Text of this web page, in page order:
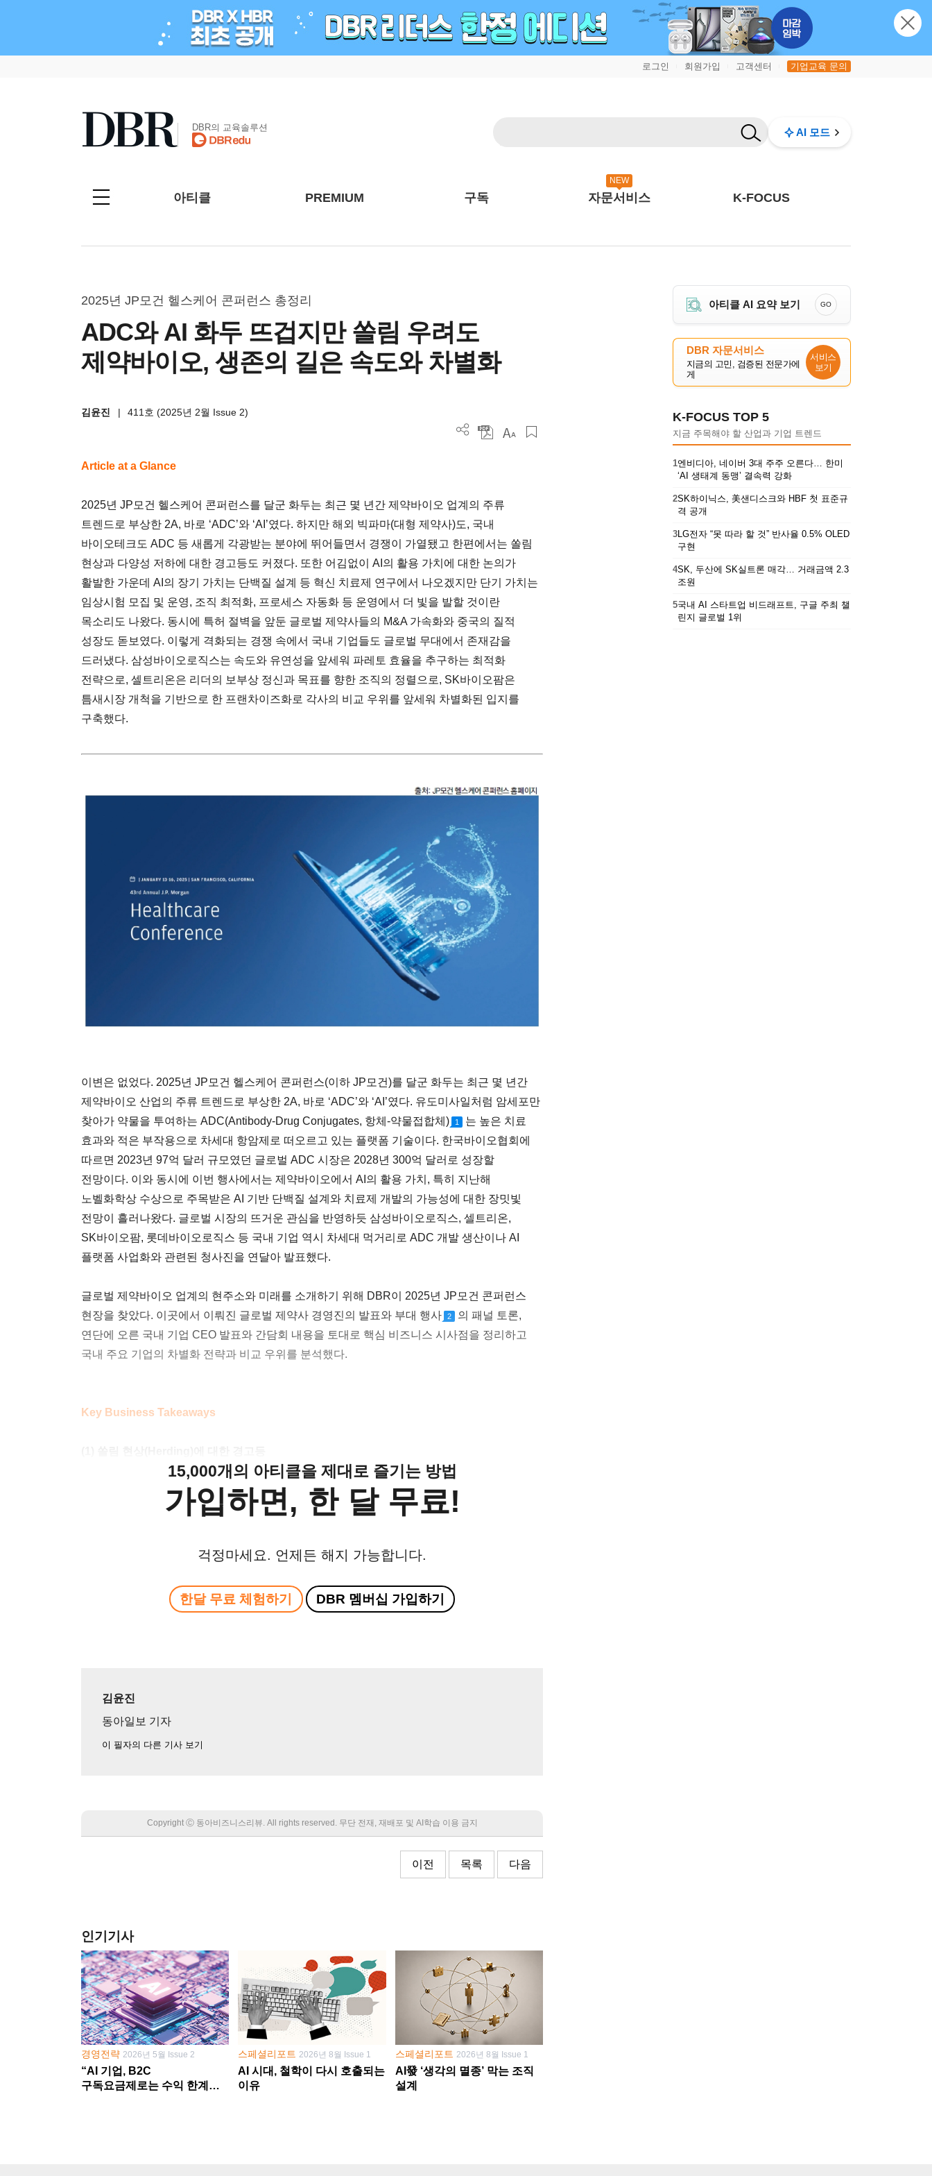
로그인 회원가입 고객센터 기업교육 문의
DBR의 교육솔루션 AI 모드
아티클 PREMIUM 구독
NEW
자문서비스 K-FOCUS
2025년 JP모건 헬스케어 콘퍼런스 총정리
ADC와 AI 화두 뜨겁지만 쏠림 우려도
제약바이오, 생존의 길은 속도와 차별화
김윤진 | 411호 (2025년 2월 Issue 2)
Article at a Glance
2025년 JP모건 헬스케어 콘퍼런스를 달군 화두는 최근 몇 년간 제약바이오 업계의 주류
트렌드로 부상한 2A, 바로 ‘ADC’와 ‘AI’였다. 하지만 해외 빅파마(대형 제약사)도, 국내
바이오테크도 ADC 등 새롭게 각광받는 분야에 뛰어들면서 경쟁이 가열됐고 한편에서는 쏠림
현상과 다양성 저하에 대한 경고등도 커졌다. 또한 어김없이 AI의 활용 가치에 대한 논의가
활발한 가운데 AI의 장기 가치는 단백질 설계 등 혁신 치료제 연구에서 나오겠지만 단기 가치는
임상시험 모집 및 운영, 조직 최적화, 프로세스 자동화 등 운영에서 더 빛을 발할 것이란
목소리도 나왔다. 동시에 특허 절벽을 앞둔 글로벌 제약사들의 M&A 가속화와 중국의 질적
성장도 돋보였다. 이렇게 격화되는 경쟁 속에서 국내 기업들도 글로벌 무대에서 존재감을
드러냈다. 삼성바이오로직스는 속도와 유연성을 앞세워 파레토 효율을 추구하는 최적화
전략으로, 셀트리온은 리더의 보부상 정신과 목표를 향한 조직의 정렬으로, SK바이오팜은
틈새시장 개척을 기반으로 한 프랜차이즈화로 각사의 비교 우위를 앞세워 차별화된 입지를
구축했다.
이변은 없었다. 2025년 JP모건 헬스케어 콘퍼런스(이하 JP모건)를 달군 화두는 최근 몇 년간
제약바이오 산업의 주류 트렌드로 부상한 2A, 바로 ‘ADC’와 ‘AI’였다. 유도미사일처럼 암세포만
찾아가 약물을 투여하는 ADC(Antibody-Drug Conjugates, 항체-약물접합체)
1
는 높은 치료
효과와 적은 부작용으로 차세대 항암제로 떠오르고 있는 플랫폼 기술이다. 한국바이오협회에
따르면 2023년 97억 달러 규모였던 글로벌 ADC 시장은 2028년 300억 달러로 성장할
전망이다. 이와 동시에 이번 행사에서는 제약바이오에서 AI의 활용 가치, 특히 지난해
노벨화학상 수상으로 주목받은 AI 기반 단백질 설계와 치료제 개발의 가능성에 대한 장밋빛
전망이 흘러나왔다. 글로벌 시장의 뜨거운 관심을 반영하듯 삼성바이오로직스, 셀트리온,
SK바이오팜, 롯데바이오로직스 등 국내 기업 역시 차세대 먹거리로 ADC 개발 생산이나 AI
플랫폼 사업화와 관련된 청사진을 연달아 발표했다.
글로벌 제약바이오 업계의 현주소와 미래를 소개하기 위해 DBR이 2025년 JP모건 콘퍼런스
현장을 찾았다. 이곳에서 이뤄진 글로벌 제약사 경영진의 발표와 부대 행사
2
의 패널 토론,
연단에 오른 국내 기업 CEO 발표와 간담회 내용을 토대로 핵심 비즈니스 시사점을 정리하고
국내 주요 기업의 차별화 전략과 비교 우위를 분석했다.
Key Business Takeaways
15,000개의 아티클을 제대로 즐기는 방법
가입하면, 한 달 무료!
걱정마세요. 언제든 해지 가능합니다.
한달 무료 체험하기 DBR 멤버십 가입하기
김윤진
동아일보 기자
이 필자의 다른 기사 보기
Copyright Ⓒ 동아비즈니스리뷰. All rights reserved. 무단 전재, 재배포 및 AI학습 이용 금지
이전 목록 다음
인기기사
경영전략 2026년 5월 Issue 2
“AI 기업, B2C
구독요금제로는 수익 한계
스페셜리포트2026년 8월 Issue 1
AI 시대, 철학이 다시 호출되는
이유
스페셜리포트 2026년 8월 Issue 1
AI發 ‘생각의 멸종’ 막는 조직
설계
아티클 AI 요약 보기 GO
DBR 자문서비스
지금의 고민, 검증된 전문가에
게
서비스
보기
K-FOCUS TOP 5
지금 주목해야 할 산업과 기업 트렌드
1엔비디아, 네이버 3대 주주 오른다… 한미
‘AI 생태계 동맹’ 결속력 강화
2SK하이닉스, 美샌디스크와 HBF 첫 표준규
격 공개
3LG전자 “못 따라 할 것” 반사율 0.5% OLED
구현
4SK, 두산에 SK실트론 매각… 거래금액 2.3
조원
5국내 AI 스타트업 비드래프트, 구글 주최 챌
린지 글로벌 1위